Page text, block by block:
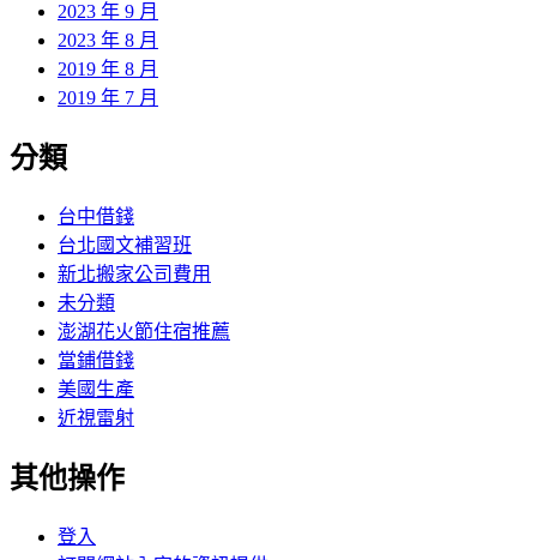
2023 年 9 月
2023 年 8 月
2019 年 8 月
2019 年 7 月
分類
台中借錢
台北國文補習班
新北搬家公司費用
未分類
澎湖花火節住宿推薦
當鋪借錢
美國生產
近視雷射
其他操作
登入